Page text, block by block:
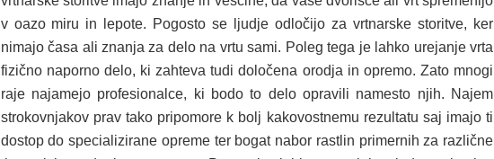
v oazo miru in lepote. Pogosto se ljudje odločijo za vrtnarske storitve, ker
nimajo časa ali znanja za delo na vrtu sami. Poleg tega je lahko urejanje vrta
fizično naporno delo, ki zahteva tudi določena orodja in opremo. Zato mnogi
raje najamejo profesionalce, ki bodo to delo opravili namesto njih. Najem
strokovnjakov prav tako pripomore k bolj kakovostnemu rezultatu saj imajo ti
dostop do specializirane opreme ter bogat nabor rastlin primernih za različne